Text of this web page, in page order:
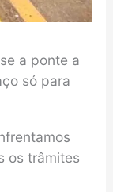
a ponte a
só para
os trâmites